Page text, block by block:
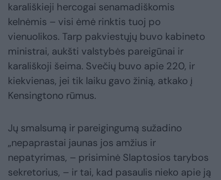
karališkieji hercogai senamadiškomis
kelnėmis – visi ėmė rinktis tuoj po
vienuolikos. Tarp pakviestųjų buvo kabineto
ministrai, aukšti valstybės pareigūnai ir
karališkoji šeima. Svečių buvo apie 220, ir
kiekvienas, jei tik laiku gavo žinią, atkako į
Kensingtono rūmus.
Jų smalsumą ir pareigingumą sužadino
„nepaprastai jaunas jos amžius ir
nepatyrimas, – prisiminė Slaptosios tarybos
sekretorius, – ir tai, kad pasaulis nieko apie ją